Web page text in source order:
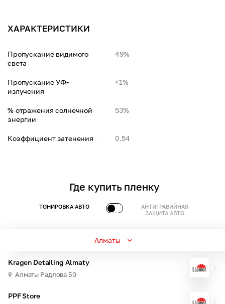
ХАРАКТЕРИСТИКИ
Пропускание видимого
света
49%
Пропускание УФ-
излучения
<1%
% отражения солнечной
энергии
53%
Коэффициент затенения 0.54
Где купить пленку
ТОНИРОВКА АВТО
АНТИГРАВИЙНАЯ
ЗАЩИТА АВТО
Алматы
Kragen Detailing Almaty
Алматы Радлова 50
PPF Store